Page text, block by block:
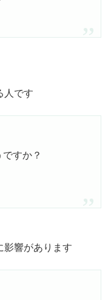
人です
すか？
影響があります